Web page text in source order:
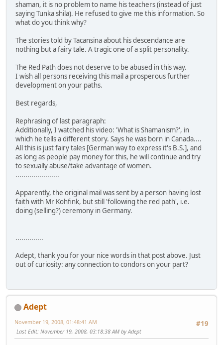
shaman, it is no problem to name his teachers (instead of just
saying Tunka shila). He refused to give me this information. So
what do you think why?
The stories told by Tacansina about his descendance are
nothing but a fairy tale. A tragic one of a split personality.
The Red Path does not deserve to be abused in this way.
I wish all persons receiving this mail a prosperous further
development on your paths.
Best regards,
Rephrasing of last paragraph:
Additionally, I watched his video: 'What is Shamanism?', in
which he tells a different story. Says he was born in Canada....
All this is just fairy tales [German way to express it's B.S.], and
as long as people pay money for this, he will continue and try
to sexually abuse/take advantage of women.
......................
Apparently, the original mail was sent by a person having lost
faith with Mr Kohfink, but still 'following the red path', i.e.
doing (selling?) ceremony in Germany.
..............
Adept, thank you for your nice words in that post above. Just
out of curiosity: any connection to condors on your part?
Adept
#19
November 19, 2008, 01:48:41 AM
Last Edit: November 19, 2008, 03:18:38 AM by Adept